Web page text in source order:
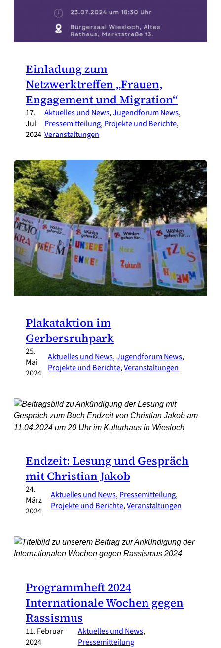
Einladung zum
Netzwerktreffen „Frauen,
Engagement und Migration“
17.
Juli
2024
Aktuelles und News, Jugendforum News
Pressemitteilung, Projekte und Berichte
Veranstaltungen
Plakataktion im
Gerbersruhpark
25.
Mai
2024
Aktuelles und News, Jugendforum News
Projekte und Berichte, Veranstaltungen
Endzeit: Lesung und Gespräch
mit Christian Jakob
24.
März
2024
Aktuelles und News, Pressemitteilung,
Projekte und Berichte, Veranstaltungen
Programmheft 2024
Internationale Wochen gegen
Rassismus
11. Februar
2024
Aktuelles und News,
Pressemitteilung